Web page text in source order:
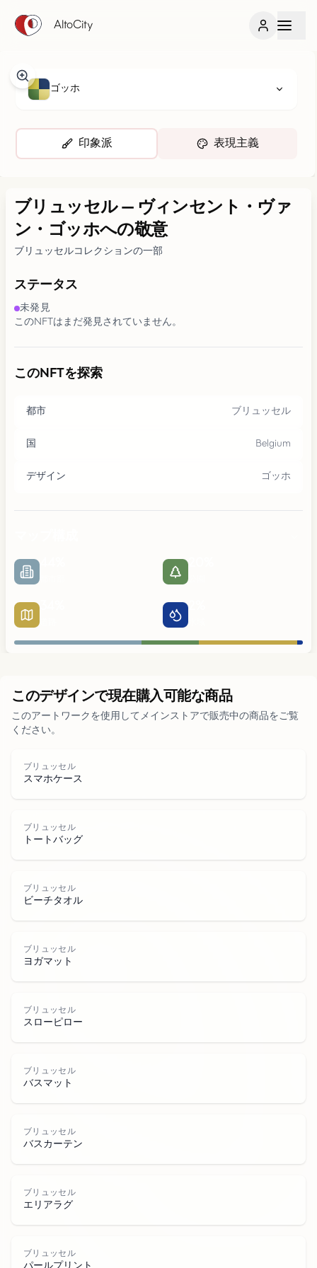
AltoCity
ブ
リ
ュ
ッ
セ
ゴッホ
印象派 表現主義
ブリュッセル— ヴィンセント・ヴァ
ン・ゴッホへの敬意
ブリュッセルコレクションの一部
ステータス
未発見
このNFTはまだ発見されていません。
このNFTを探索
都市 ブリュッセル
国 Belgium
デザイン ゴッホ
公園
このデザインで現在購入可能な商品
このアートワークを使用してメインストアで販売中の商品をご覧
ください。
ブリュッセル
スマホケース
ブリュッセル
トートバッグ
ブリュッセル
ビーチタオル
ブリュッセル
ヨガマット
ブリュッセル
スローピロー
ブリュッセル
バスマット
ブリュッセル
バスカーテン
ブリュッセル
エリアラグ
ブリュッセル